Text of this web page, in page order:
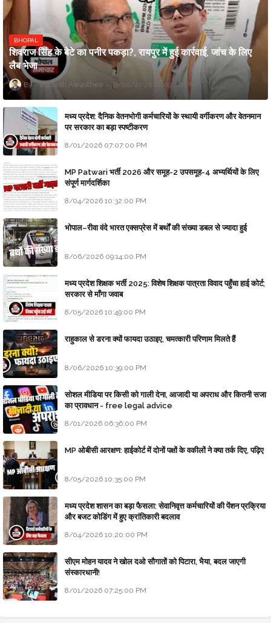
BHOPAL
शिवराज सिंह के बेटे का पनीर पकड़ा?, रायपुर में हुई कार्रवाई, जांच के लिए
लैब भेजा
Updesh Awasthee 8/06/2026 10:09:00 PM
मध्य प्रदेश: दैनिक वेतनभोगी कर्मचारियों के स्थायी वर्गीकरण और वेतनमान
पर सरकार का बड़ा स्पष्टीकरण
8/01/2026 07:07:00 PM
MP Patwari भर्ती 2026 और समूह-2 उपसमूह-4 अभ्यर्थियों के लिए
संपूर्ण मार्गदर्शिका
8/04/2026 10:32:00 PM
भोपाल–रीवा वंदे भारत एक्सप्रेस में बर्थों की संख्या डबल से ज्यादा हुई
8/06/2026 09:14:00 PM
मध्य प्रदेश शिक्षक भर्ती 2025: विशेष शिक्षक पात्रता विवाद पहुँचा हाई कोर्ट;
सरकार से माँगा जवाब
8/05/2026 10:49:00 PM
राहुकाल से डरना क्यों फायदा उठाइए, चमत्कारी परिणाम मिलते हैं
8/06/2026 10:39:00 PM
सोशल मीडिया पर किसी को गाली देना, आजादी या अपराध और कितनी सजा
का प्रावधान - free legal advice
8/01/2026 06:36:00 PM
MP ओबीसी आरक्षण: हाईकोर्ट में दोनों पक्षों के वकीलों ने क्या तर्क दिए, पढ़िए
8/05/2026 10:35:00 PM
मध्य प्रदेश शासन का बड़ा फैसला: सेवानिवृत्त कर्मचारियों की पेंशन प्रक्रिया
और बजट कोडिंग में हुए क्रांतिकारी बदलाव
8/04/2026 10:20:00 PM
सीएम मोहन यादव ने खोल दओ सौगातों को पिटारा, भैया, बदल जाएगी
संस्कारधानी!
8/01/2026 07:25:00 PM